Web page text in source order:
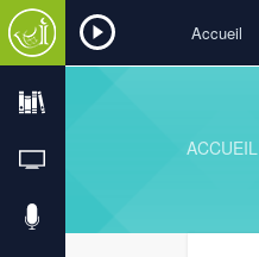
Accueil
ACCUEIL